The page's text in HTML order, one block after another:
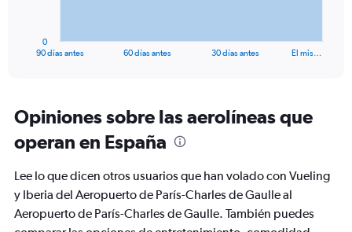
Range:
91
categories.
The
chart
1
Y
90 días antes 60 días antes 30 días antes El mis…
0
Opiniones sobre las aerolíneas que
operan en España
Lee lo que dicen otros usuarios que han volado con Vueling
y Iberia del Aeropuerto de París-Charles de Gaulle al
Aeropuerto de París-Charles de Gaulle. También puedes